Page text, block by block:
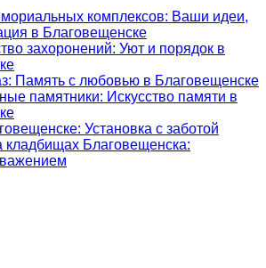
комплексов: Ваши идеи,
в Благовещенске
захоронений: Уют и порядок в
Память с любовью в Благовещенске
памятники: Искусство памяти в
Установка с заботой
кладбищах Благовещенска: